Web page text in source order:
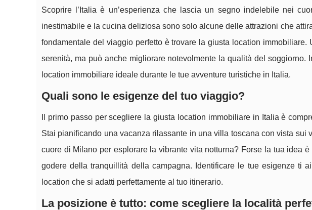
Scoprire l’Italia è un’esperienza che lascia un segno indelebile nei
inestimabile e la cucina deliziosa sono solo alcune delle attrazioni che
fondamentale del viaggio perfetto è trovare la giusta location
serenità, ma può anche migliorare notevolmente la qualità del soggiorno.
location immobiliare ideale durante le tue avventure turistiche in Italia.
Quali sono le esigenze del tuo viaggio?
Il primo passo per scegliere la giusta location immobiliare in Italia è
Stai pianificando una vacanza rilassante in una villa toscana con vista sui
cuore di Milano per esplorare la vibrante vita notturna? Forse la tua idea
godere della tranquillità della campagna. Identificare le tue esigenze ti
location che si adatti perfettamente al tuo itinerario.
La posizione è tutto: come scegliere la località